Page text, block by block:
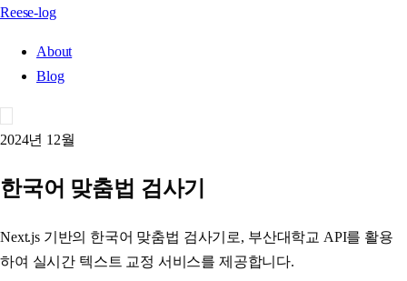
Reese-log
About
Blog
2024년 12월
한국어 맞춤법 검사기
Next.js 기반의 한국어 맞춤법 검사기로, 부산대학교 API를 활용
하여 실시간 텍스트 교정 서비스를 제공합니다.